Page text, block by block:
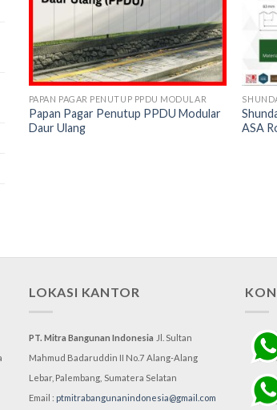
PAPAN PAGAR PENUTUP PPDU MODULAR
Papan Pagar Penutup PPDU Modular
Daur Ulang
ASA
LOKASI KANTOR
PT. Mitra Bangunan Indonesia Jl. Sultan
Mahmud Badaruddin II No.7 Alang-Alang
Lebar, Palembang, Sumatera Selatan
Email : ptmitrabangunanindonesia@gmail.com